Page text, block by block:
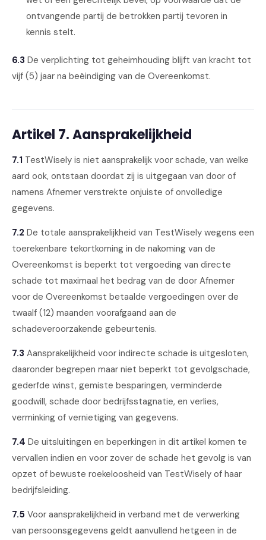
ontvangende partij de betrokken partij tevoren in
kennis stelt.
6.3 De verplichting tot geheimhouding blijft van kracht tot
vijf (5) jaar na beëindiging van de Overeenkomst.
Artikel 7. Aansprakelijkheid
7.1 TestWisely is niet aansprakelijk voor schade, van welke
aard ook, ontstaan doordat zij is uitgegaan van door of
namens Afnemer verstrekte onjuiste of onvolledige
gegevens.
7.2 De totale aansprakelijkheid van TestWisely wegens een
toerekenbare tekortkoming in de nakoming van de
Overeenkomst is beperkt tot vergoeding van directe
schade tot maximaal het bedrag van de door Afnemer
voor de Overeenkomst betaalde vergoedingen over de
twaalf (12) maanden voorafgaand aan de
schadeveroorzakende gebeurtenis.
7.3 Aansprakelijkheid voor indirecte schade is uitgesloten,
daaronder begrepen maar niet beperkt tot gevolgschade,
gederfde winst, gemiste besparingen, verminderde
goodwill, schade door bedrijfsstagnatie, en verlies,
verminking of vernietiging van gegevens.
7.4 De uitsluitingen en beperkingen in dit artikel komen te
vervallen indien en voor zover de schade het gevolg is van
opzet of bewuste roekeloosheid van TestWisely of haar
bedrijfsleiding.
7.5 Voor aansprakelijkheid in verband met de verwerking
van persoonsgegevens geldt aanvullend hetgeen in de